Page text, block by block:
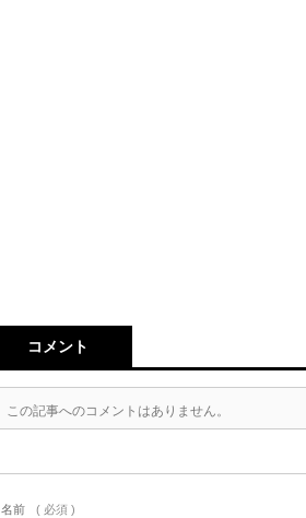
コメント
この記事へのコメントはありません。
名前 ( 必須 )